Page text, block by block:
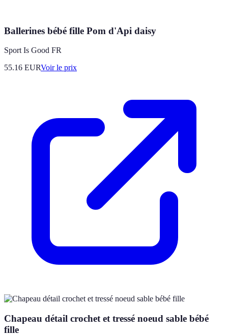
Ballerines bébé fille Pom d'Api daisy
Sport Is Good FR
55.16 EURVoir le prix
Chapeau détail crochet et tressé noeud sable bébé
fille